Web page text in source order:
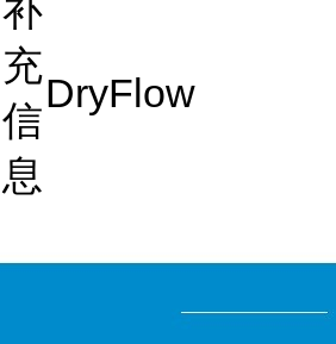
补
充
信
息
DryFlow